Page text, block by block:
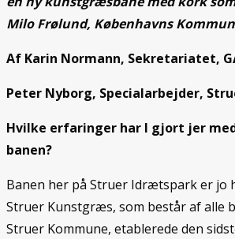
Milo Frølund, Københavns
Af Karin Normann, Sekretariatet,
Peter Nyborg, Specialarbejder,
Hvilke erfaringer har I gjort jer
banen?
Banen her på Struer Idrætspark er jo
Struer Kunstgræs, som består af alle
Struer Kommune, etablerede den